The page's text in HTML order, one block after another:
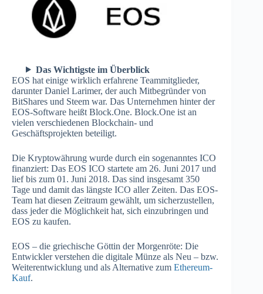
Das Wichtigste im Überblick
EOS hat einige wirklich erfahrene Teammitglieder,
darunter Daniel Larimer, der auch Mitbegründer von
BitShares und Steem war. Das Unternehmen hinter der
EOS-Software heißt Block.One. Block.One ist an
vielen verschiedenen Blockchain- und
Geschäftsprojekten beteiligt.
Die Kryptowährung wurde durch ein sogenanntes ICO
finanziert: Das EOS ICO startete am 26. Juni 2017 und
lief bis zum 01. Juni 2018. Das sind insgesamt 350
Tage und damit das längste ICO aller Zeiten. Das EOS-
Team hat diesen Zeitraum gewählt, um sicherzustellen,
dass jeder die Möglichkeit hat, sich einzubringen und
EOS zu kaufen.
EOS – die griechische Göttin der Morgenröte: Die
Entwickler verstehen die digitale Münze als Neu – bzw.
Weiterentwicklung und als Alternative zum Ethereum-
Kauf.